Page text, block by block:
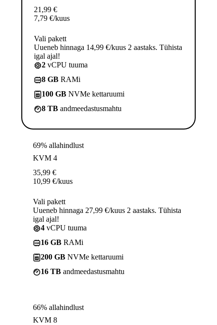
21,99 €
7,79 €/kuus
Vali pakett
Uueneb hinnaga 14,99 €/kuus 2 aastaks. Tühista
igal ajal!
2 vCPU tuuma
8 GB RAMi
100 GB NVMe kettaruumi
8 TB andmeedastusmahtu
69% allahindlust
KVM 4
35,99 €
10,99 €/kuus
Vali pakett
Uueneb hinnaga 27,99 €/kuus 2 aastaks. Tühista
igal ajal!
4 vCPU tuuma
16 GB RAMi
200 GB NVMe kettaruumi
16 TB andmeedastusmahtu
66% allahindlust
KVM 8